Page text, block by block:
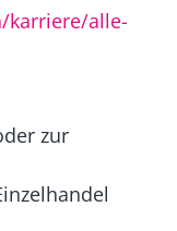
karriere/alle-
zur